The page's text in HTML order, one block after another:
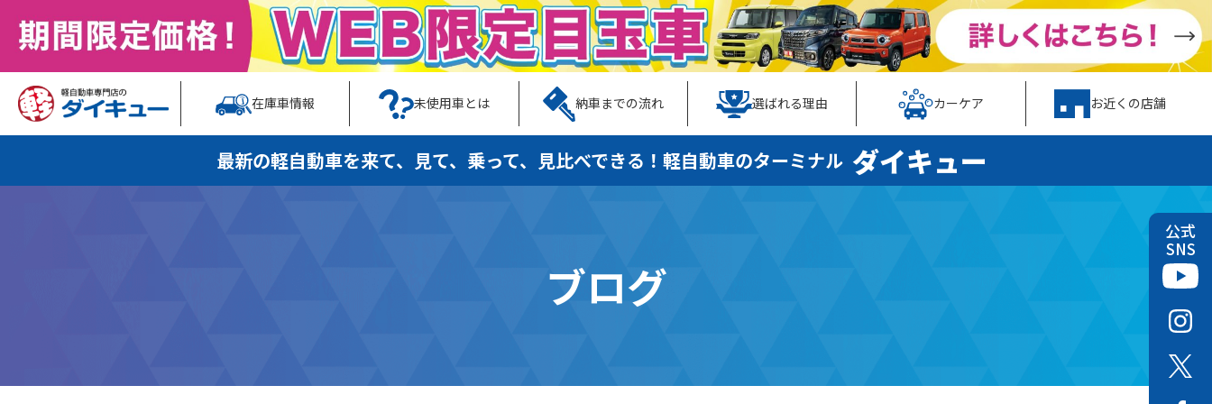
在庫車情報 未使用車とは 納車までの流れ 選ばれる理由 カーケア お近くの店舗
公式
SNS
最新の軽自動車を来て、見て、乗って、見比べできる！ 軽自動車のターミナル ダイキュー
ブログ